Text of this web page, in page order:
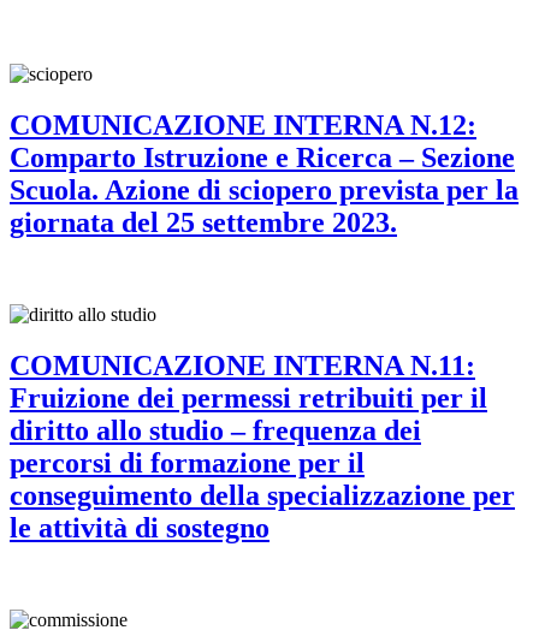
COMUNICAZIONE INTERNA N.12:
Comparto Istruzione e Ricerca – Sezione
Scuola. Azione di sciopero prevista per la
giornata del 25 settembre 2023.
COMUNICAZIONE INTERNA N.11:
Fruizione dei permessi retribuiti per il
diritto allo studio – frequenza dei
percorsi di formazione per il
conseguimento della specializzazione per
le attività di sostegno